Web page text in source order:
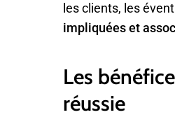
les clients, les
impliquées et
Les
réussie